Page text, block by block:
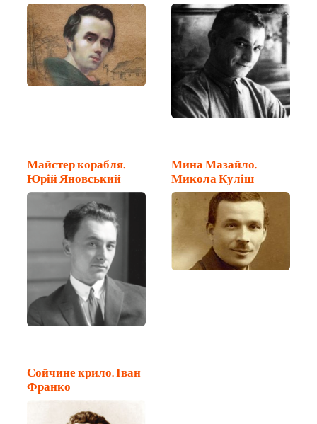
Майстер корабля.
Юрій Яновський
Мина Мазайло.
Микола Куліш
Сойчине крило. Іван
Франко